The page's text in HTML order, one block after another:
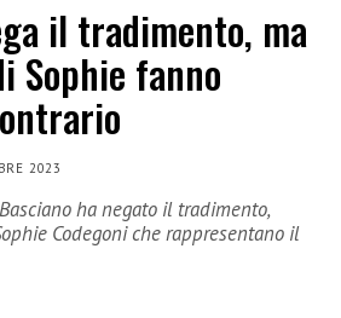
il tradimento, ma
Sophie fanno
2023
ha negato il tradimento,
Codegoni che rappresentano il